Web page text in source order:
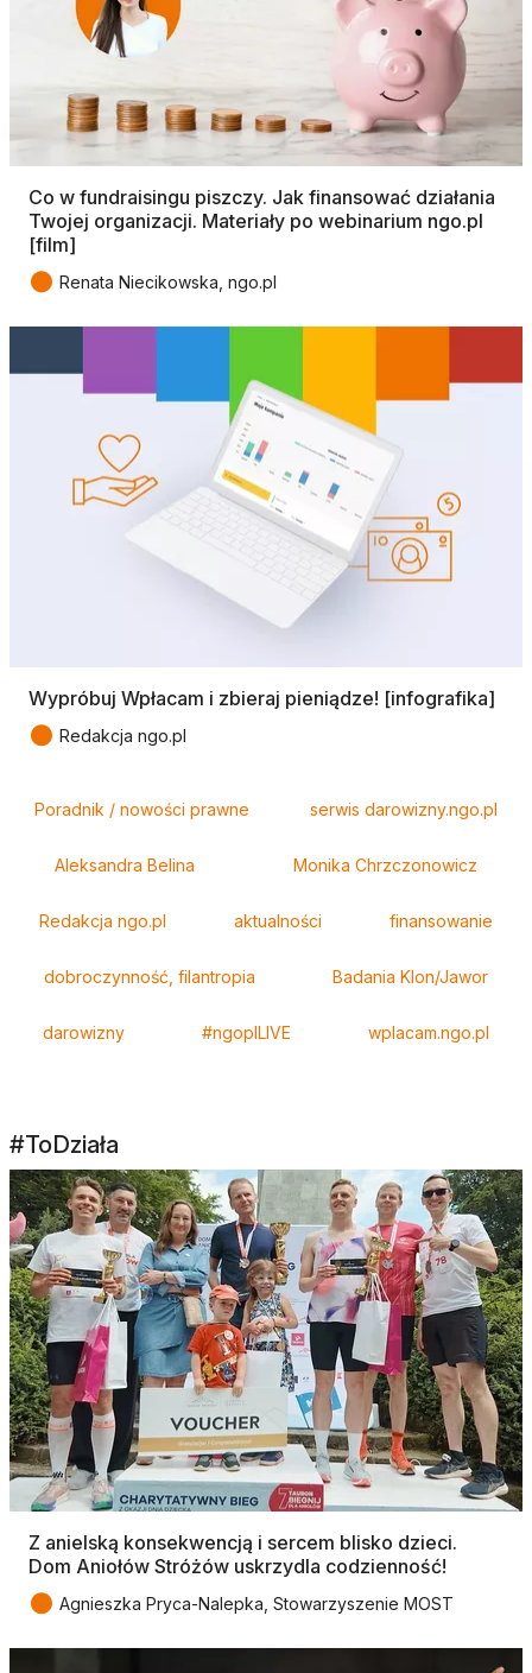
Co w fundraisingu piszczy. Jak finansować działania
Twojej organizacji. Materiały po webinarium ngo.pl
[film]
● Renata Niecikowska, ngo.pl
Wypróbuj Wpłacam i zbieraj pieniądze! [infografika]
● Redakcja ngo.pl
Poradnik / nowości prawne serwis darowizny.ngo.pl
Aleksandra Belina Monika Chrzczonowicz
Redakcja ngo.pl aktualności finansowanie
dobroczynność, filantropia Badania Klon/Jawor
darowizny #ngoplLIVE wplacam.ngo.pl
#ToDziała
Z anielską konsekwencją i sercem blisko dzieci.
Dom Aniołów Stróżów uskrzydla codzienność!
● Agnieszka Pryca-Nalepka, Stowarzyszenie MOST